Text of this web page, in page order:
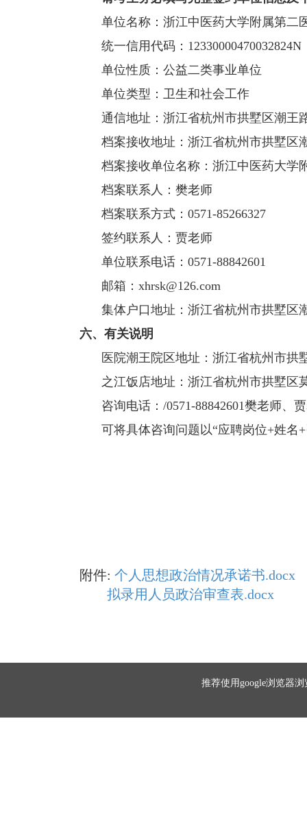
单位名称：浙江中医药大学附属第二
统一信用代码： 12330000470032824N
单位性质：公益二类事业单位
单位类型：卫生和社会工作
通信地址：浙江省杭州市拱墅区潮王
档案接收地址：浙江省杭州市拱墅区
档案接收单位名称：浙江中医药大学
档案联系人：樊老师
档案联系方式：0571-85266327
签约联系人：贾老师
单位联系电话：0571-88842601
邮箱：xhrsk@126.com
集体户口地址：浙江省杭州市拱墅区
六、有关说明
医院潮王院区地址：浙江省杭州市拱
之江饭店地址：浙江省杭州市拱墅区
咨询电话：/0571-88842601樊老师、
可将具体咨询问题以“应聘岗位+姓名
附件:个人思想政治情况承诺书.docx
拟录用人员政治审查表.docx
推荐使用google浏览器